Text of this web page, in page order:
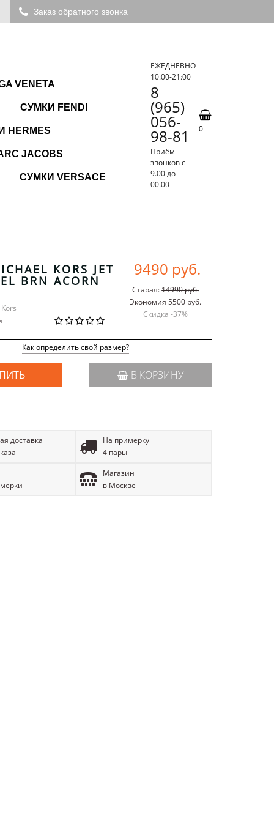
Заказ обратного звонка
VENETA
СУМКИ FENDI
HERMES
JACOBS
СУМКИ VERSACE
ЕЖЕДНЕВНО
10:00-21:00
8
(965)
056-
98-81
Приём
звонков с
9.00 до
00.00
0
KORS JET
BRN ACORN
9490 руб.
Старая:14990 руб.
Экономия 5500 руб.
Скидка -37%
Как определить свой размер?
В КОРЗИНУ
доставка
На примерку
4 пары
Магазин
в Москве